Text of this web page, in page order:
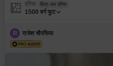
एरिया बिल्ट-अप एरिया
1500 वर्ग फुट
R राजेश चौरसिया